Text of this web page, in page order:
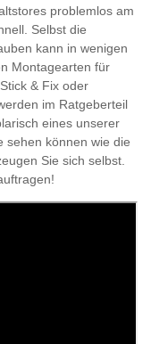
problemlos am
Selbst die
kann in wenigen
Montagearten für
& Fix oder
im Ratgeberteil
eines unserer
sehen können wie die
Sie sich selbst.